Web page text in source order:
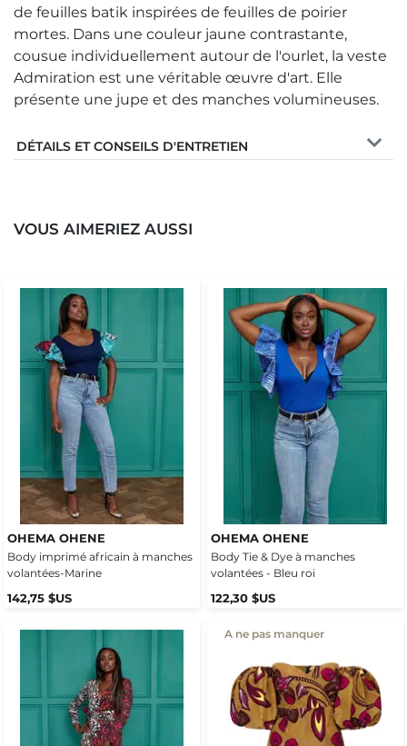
de feuilles batik inspirées de feuilles de poirier
mortes. Dans une couleur jaune contrastante,
cousue individuellement autour de l'ourlet, la veste
Admiration est une véritable œuvre d'art. Elle
présente une jupe et des manches volumineuses.
DÉTAILS ET CONSEILS D'ENTRETIEN
VOUS AIMERIEZ AUSSI
OHEMA OHENE
Body imprimé africain à manches
volantées-Marine
142,75 $US
OHEMA OHENE
Body Tie & Dye à manches
volantées - Bleu roi
122,30 $US
A ne pas manquer